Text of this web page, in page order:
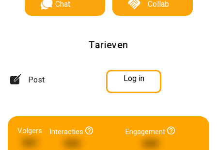
Chat Collab
Tarieven
Post Log in
Volgers Interacties Engagement
438